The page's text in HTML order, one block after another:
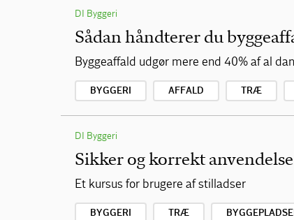
DI Byggeri
Sådan håndterer du
Byggeaffald udgør mere end 40% af al
BYGGERI AFFALD TRÆ
DI Byggeri
Sikker og korrekt
Et kursus for brugere af stilladser
BYGGERI TRÆ